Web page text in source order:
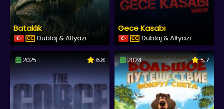
Bataklık
Dublaj & Altyazı
Gece Kasabı
Dublaj & Altyazı
2025 6.8 2024 5.7